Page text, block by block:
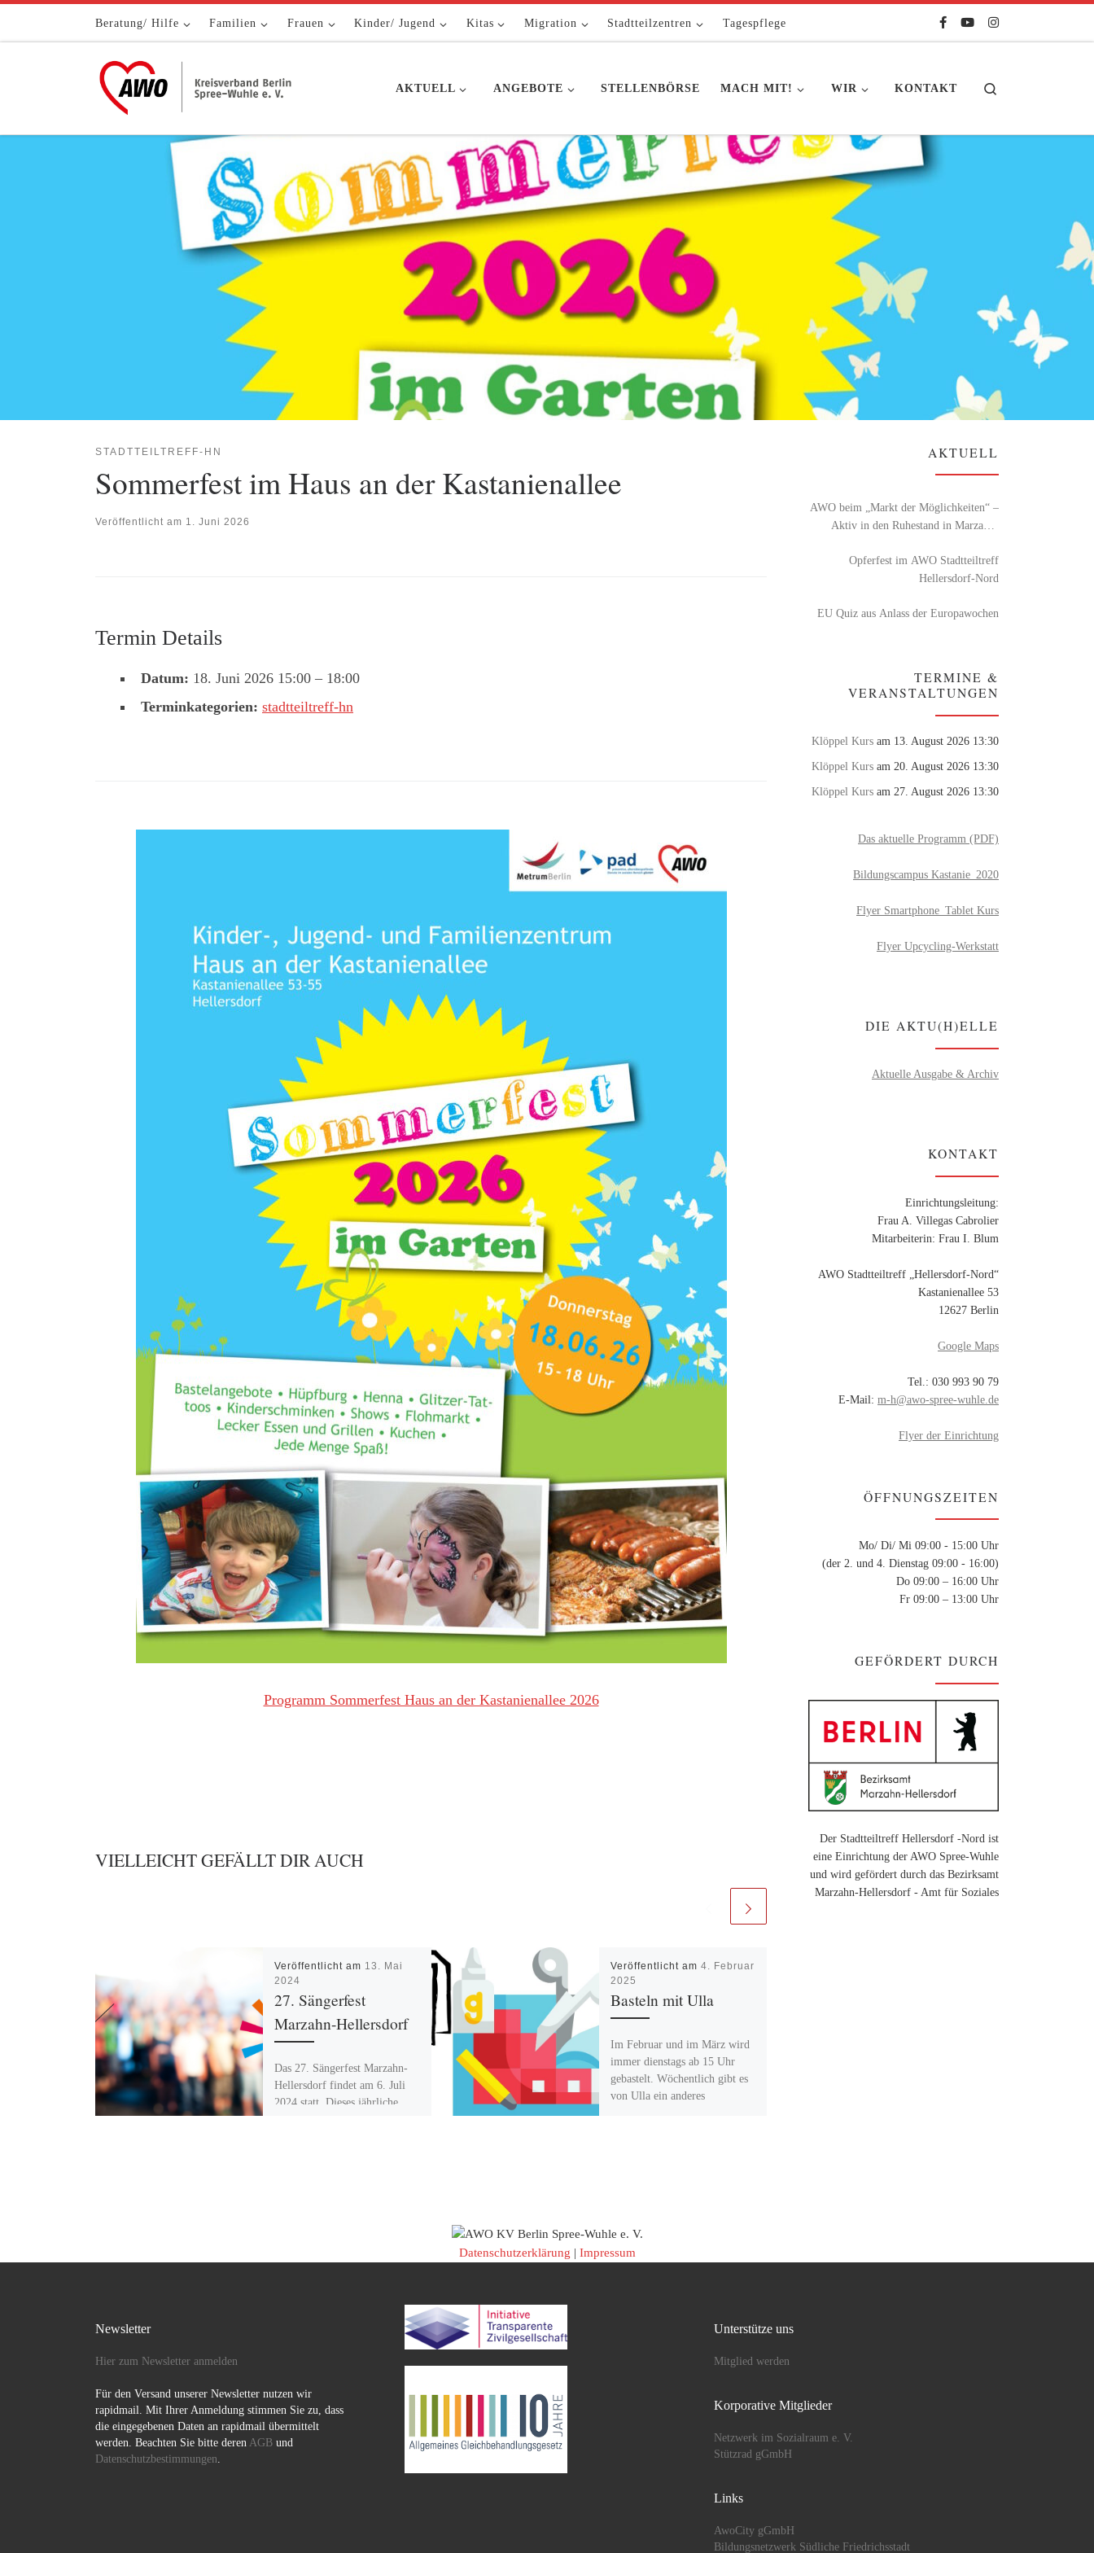
Zum Inhalt springenBeratung/ Hilfe Familien Frauen Kinder/ Jugend Kitas Migration Stadtteilzentren Tagespflege
AKTUELL ANGEBOTE STELLENBÖRSE MACH MIT! WIR KONTAKT
STADTTEILTREFF-HN
Sommerfest im Haus an der Kastanienallee
Veröffentlicht am 1. Juni 2026
Termin Details
Datum: 18. Juni 2026 15:00 – 18:00
Terminkategorien: stadtteiltreff-hn
Programm Sommerfest Haus an der Kastanienallee 2026
VIELLEICHT GEFÄLLT DIR AUCH
Veröffentlicht am 13. Mai
2024
27. Sängerfest
Marzahn-Hellersdorf
Das 27. Sängerfest Marzahn-
Hellersdorf findet am 6. Juli
2024 statt. Dieses jährliche
Veröffentlicht am 4. Februar
2025
Basteln mit Ulla
Im Februar und im März wird
immer dienstags ab 15 Uhr
gebastelt. Wöchentlich gibt es
von Ulla ein anderes
AKTUELL
AWO beim „Markt der Möglichkeiten“ –
Aktiv in den Ruhestand in Marzahn-
Opferfest im AWO Stadtteiltreff
Hellersdorf-Nord
EU Quiz aus Anlass der Europawochen
TERMINE &
VERANSTALTUNGEN
Klöppel Kurs am 13. August 2026 13:30
Klöppel Kurs am 20. August 2026 13:30
Klöppel Kurs am 27. August 2026 13:30
Das aktuelle Programm (PDF)
Bildungscampus Kastanie_2020
Flyer Smartphone_Tablet Kurs
Flyer Upcycling-Werkstatt
DIE AKTU(H)ELLE
Aktuelle Ausgabe & Archiv
KONTAKT
Einrichtungsleitung:
Frau A. Villegas Cabrolier
Mitarbeiterin: Frau I. Blum
AWO Stadtteiltreff „Hellersdorf-Nord“
Kastanienallee 53
12627 Berlin
Google Maps
Tel.: 030 993 90 79
E-Mail: m-h@awo-spree-wuhle.de
Flyer der Einrichtung
ÖFFNUNGSZEITEN
Mo/ Di/ Mi 09:00 - 15:00 Uhr
(der 2. und 4. Dienstag 09:00 - 16:00)
Do 09:00 – 16:00 Uhr
Fr 09:00 – 13:00 Uhr
GEFÖRDERT DURCH
Der Stadtteiltreff Hellersdorf -Nord ist
eine Einrichtung der AWO Spree-Wuhle
und wird gefördert durch das Bezirksamt
Marzahn-Hellersdorf - Amt für Soziales
Datenschutzerklärung | Impressum
Newsletter
Hier zum Newsletter anmelden
Für den Versand unserer Newsletter nutzen wir
rapidmail. Mit Ihrer Anmeldung stimmen Sie zu, dass
die eingegebenen Daten an rapidmail übermittelt
werden. Beachten Sie bitte deren AGB und
Datenschutzbestimmungen.
Unterstütze uns
Mitglied werden
Korporative Mitglieder
Netzwerk im Sozialraum e. V.
Stützrad gGmbH
Links
AwoCity gGmbH
Bildungsnetzwerk Südliche Friedrichsstadt